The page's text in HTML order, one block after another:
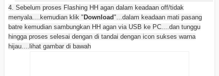
4. Sebelum proses Flashing HH agan dalam keadaan off/tidak
menyala....kemudian klik "Download"...dalam keadaan mati pasang
batre kemudian sambungkan HH agan via USB ke PC....dan tunggu
hingga proses selesai dengan di tandai dengan icon sukses warna
hijau....lihat gambar di bawah